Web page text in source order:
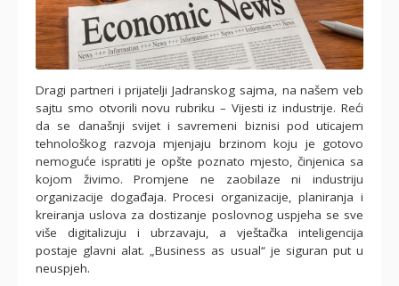
Dragi partneri i prijatelji Jadranskog sajma, na našem veb
sajtu smo otvorili novu rubriku – Vijesti iz industrije. Reći
da se današnji svijet i savremeni biznisi pod uticajem
tehnološkog razvoja mjenjaju brzinom koju je gotovo
nemoguće ispratiti je opšte poznato mjesto, činjenica sa
kojom živimo. Promjene ne zaobilaze ni industriju
organizacije događaja. Procesi organizacije, planiranja i
kreiranja uslova za dostizanje poslovnog uspjeha se sve
više digitalizuju i ubrzavaju, a vještačka inteligencija
postaje glavni alat. „Business as usual“ je siguran put u
neuspjeh.